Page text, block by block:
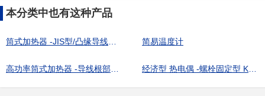
本分类中也有这种产品
简易温度计